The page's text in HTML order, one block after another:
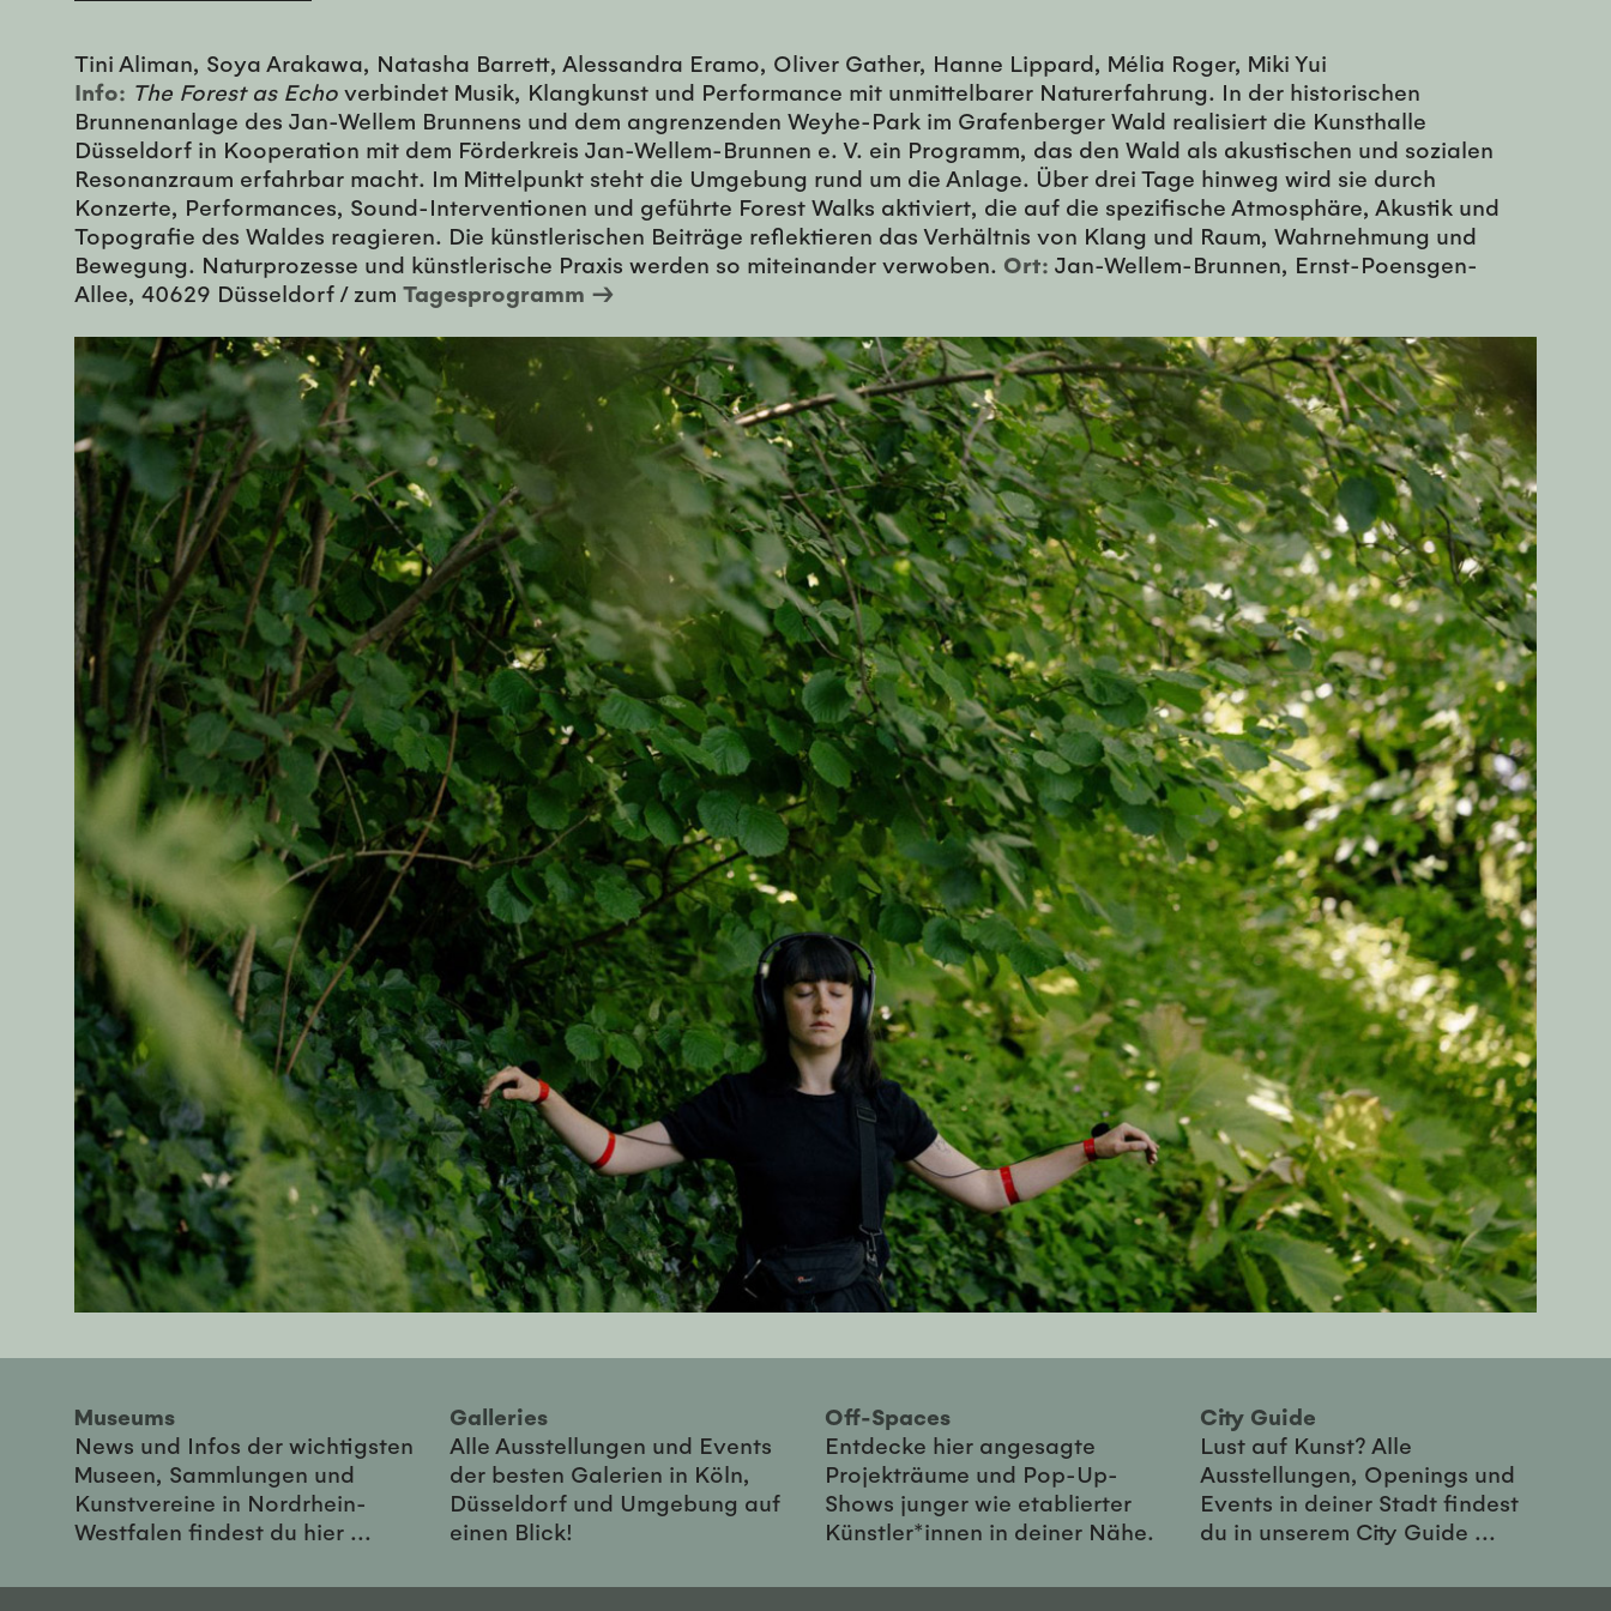
Tini Aliman, Soya Arakawa, Natasha Barrett, Alessandra Eramo, Oliver Gather, Hanne Lippard, Mélia Roger, Miki Yui
Info: The Forest as Echo verbindet Musik, Klangkunst und Performance mit unmittelbarer Naturerfahrung. In der historischen
Brunnenanlage des Jan-Wellem Brunnens und dem angrenzenden Weyhe-Park im Grafenberger Wald realisiert die Kunsthalle
Düsseldorf in Kooperation mit dem Förderkreis Jan-Wellem-Brunnen e. V. ein Programm, das den Wald als akustischen und sozialen
Resonanzraum erfahrbar macht. Im Mittelpunkt steht die Umgebung rund um die Anlage. Über drei Tage hinweg wird sie durch
Konzerte, Performances, Sound-Interventionen und geführte Forest Walks aktiviert, die auf die spezifische Atmosphäre, Akustik und
Topografie des Waldes reagieren. Die künstlerischen Beiträge reflektieren das Verhältnis von Klang und Raum, Wahrnehmung und
Bewegung. Naturprozesse und künstlerische Praxis werden so miteinander verwoben. Ort: Jan-Wellem-Brunnen, Ernst-Poensgen-
Allee, 40629 Düsseldorf / zum Tagesprogramm →
Museums
News und Infos der wichtigsten
Museen, Sammlungen und
Kunstvereine in Nordrhein-
Westfalen findest du hier ...
Galleries
Alle Ausstellungen und Events
der besten Galerien in Köln,
Düsseldorf und Umgebung auf
einen Blick!
Off-Spaces
Entdecke hier angesagte
Projekträume und Pop-Up-
Shows junger wie etablierter
Künstler*innen in deiner Nähe.
City Guide
Lust auf Kunst? Alle
Ausstellungen, Openings und
Events in deiner Stadt findest
du in unserem City Guide ...